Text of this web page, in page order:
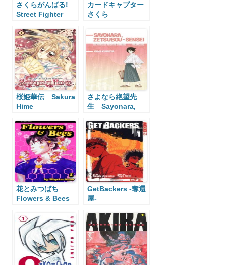
さくらがんばる!
Street Fighter
カードキャプター
さくら
Sakura
桜姫華伝 Sakura
Hime
さよなら絶望先
生 Sayonara,
花とみつばち
Flowers & Bees
GetBackers -奪還
屋-